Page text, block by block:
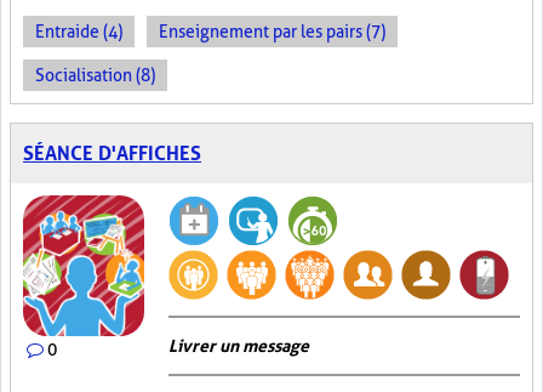
Entraide (4) Enseignement par les pairs (7)
Socialisation (8)
SÉANCE D'AFFICHES
0 Livrer un message